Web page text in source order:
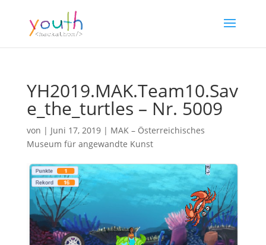
YH2019.MAK.Team10.Sav
e_the_turtles – Nr. 5009
von | Juni 17, 2019| MAK – Österreichisches
Museum für angewandte Kunst